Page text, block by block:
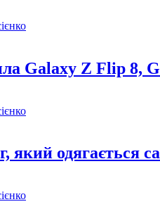
Galaxy Z Flip 8,
який одягається